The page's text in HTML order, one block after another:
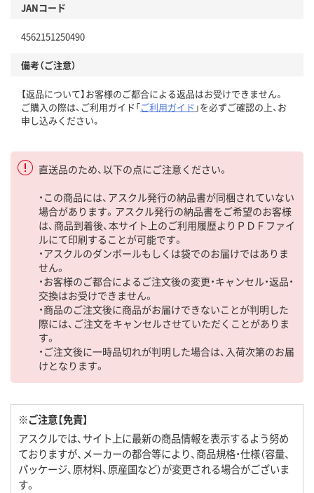
JANコード
4562151250490
備考（ご注意）
【返品について】お客様のご都合による返品はお受けできません。
ご購入の際は、ご利用ガイド「ご利用ガイド 」を必ずご確認の上、お
申し込みください。
直送品のため、以下の点にご注意ください。
・この商品には、アスクル発行の納品書が同梱されていない
場合があります。アスクル発行の納品書をご希望のお客様
は、商品到着後、本サイト上のご利用履歴よりＰＤＦファイ
ルにて印刷することが可能です。
・アスクルのダンボールもしくは袋でのお届けではありま
せん。
・お客様のご都合によるご注文後の変更・キャンセル・返品・
交換はお受けできません。
・商品のご注文後に商品がお届けできないことが判明した
際には、ご注文をキャンセルさせていただくことがありま
す。
・ご注文後に一時品切れが判明した場合は、入荷次第のお届
けとなります。
※ご注意【免責】
アスクルでは、サイト上に最新の商品情報を表示するよう努め
ておりますが、メーカーの都合等により、商品規格・仕様（容量、
パッケージ、原材料、原産国など）が変更される場合がございま
す。